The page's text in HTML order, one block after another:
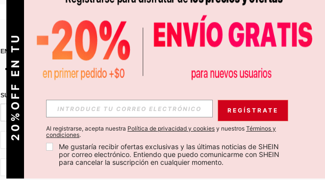
ENCUÉNTRANOS EN APP
SUSCRÍBETE PARA RECIBIR OFERTAS EXCLUSIVAS, PROMOCIONES Y NOTICIAS DE SHEIN
Suscribir
CL + 56
2
0
%
O
F
F
E
N
T
U
P
R
I
M
E
R
P
E
D
I
D REGÍSTRATE
Al registrarse, acepta nuestra Política de privacidad y cookies y nuestros Términos y
condiciones.
Me gustaría recibir ofertas exclusivas y las últimas noticias de SHEIN
por correo electrónico. Entiendo que puedo comunicarme con SHEIN
para cancelar la suscripción en cualquier momento.